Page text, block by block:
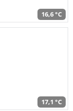
16,6 °C
17,1 °C